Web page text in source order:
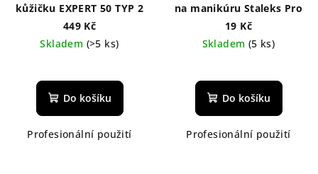
kůžičku EXPERT 50 TYP 2
449 Kč
Skladem (>5 ks)
Do košíku
Profesionální použití
na manikúru Staleks Pro
19 Kč
Skladem (5 ks)
Do košíku
Profesionální použití